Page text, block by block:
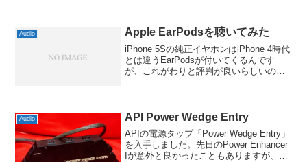
Audio Apple EarPodsを聴いてみた
iPhone 5Sの純正イヤホンはiPhone 4時代
とは違うEarPodsが付いてくるんです
が、これがわりと評判が良いらしいの
付い...
Audio API Power Wedge Entry
APIの電源タップ「Power Wedge Entry」
を入手しました。先日のPower Enhancer
Iが意外と良かったこともありますが、ど